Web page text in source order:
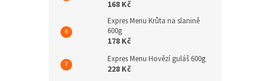
168 Kč
Expres Menu Krůta na slanině
600g
178 Kč
Expres Menu Hovězí guláš 600g
228 Kč